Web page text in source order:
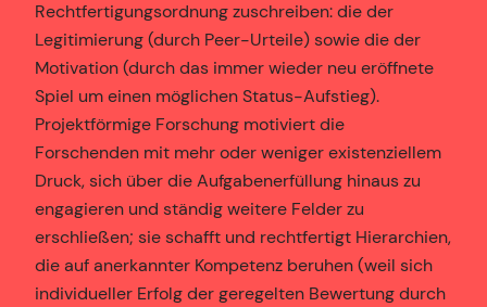
Rechtfertigungsordnung zuschreiben: die der
Legitimierung (durch Peer-Urteile) sowie die der
Motivation (durch das immer wieder neu eröffnete
Spiel um einen möglichen Status-Aufstieg).
Projektförmige Forschung motiviert die
Forschenden mit mehr oder weniger existenziellem
Druck, sich über die Aufgabenerfüllung hinaus zu
engagieren und ständig weitere Felder zu
erschließen; sie schafft und rechtfertigt Hierarchien,
die auf anerkannter Kompetenz beruhen (weil sich
individueller Erfolg der geregelten Bewertung durch